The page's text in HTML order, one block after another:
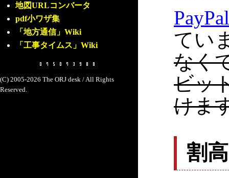
地図URLコンバータ
pdf小ワザ集
「地方通信」Wiki
「工事タイムス」Wiki
(C) 2005-2026 The ORJ desk / All Rights
Reserved.
PayPal
てい
なく
ビッ
けま
割